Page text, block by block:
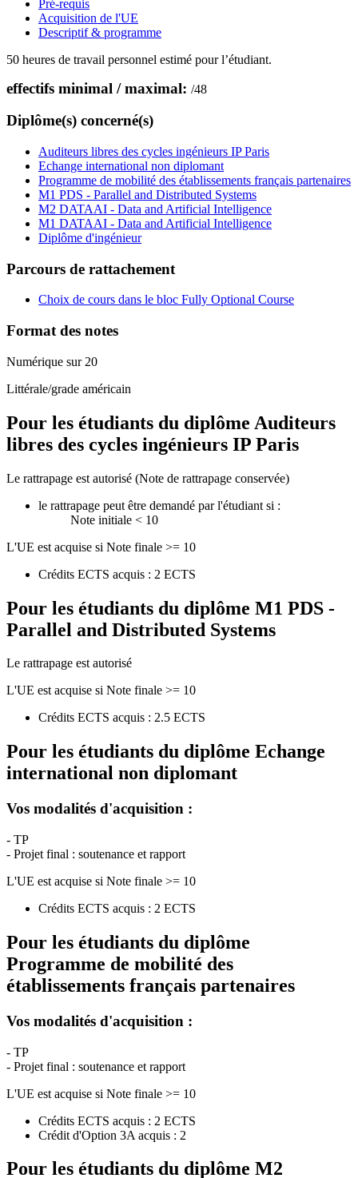
Pré-requis
Acquisition de l'UE
Descriptif & programme
50 heures de travail personnel estimé pour l’étudiant.
effectifs minimal / maximal: /48
Diplôme(s) concerné(s)
Auditeurs libres des cycles ingénieurs IP Paris
Echange international non diplomant
Programme de mobilité des établissements français partenaires
M1 PDS - Parallel and Distributed Systems
M2 DATAAI - Data and Artificial Intelligence
M1 DATAAI - Data and Artificial Intelligence
Diplôme d'ingénieur
Parcours de rattachement
Choix de cours dans le bloc Fully Optional Course
Format des notes
Numérique sur 20
Littérale/grade américain
Pour les étudiants du diplôme Auditeurs
libres des cycles ingénieurs IP Paris
Le rattrapage est autorisé (Note de rattrapage conservée)
le rattrapage peut être demandé par l'étudiant si :
Note initiale < 10
L'UE est acquise si Note finale >= 10
Crédits ECTS acquis : 2 ECTS
Pour les étudiants du diplôme M1 PDS -
Parallel and Distributed Systems
Le rattrapage est autorisé
L'UE est acquise si Note finale >= 10
Crédits ECTS acquis : 2.5 ECTS
Pour les étudiants du diplôme Echange
international non diplomant
Vos modalités d'acquisition :
- TP
- Projet final : soutenance et rapport
L'UE est acquise si Note finale >= 10
Crédits ECTS acquis : 2 ECTS
Pour les étudiants du diplôme
Programme de mobilité des
établissements français partenaires
Vos modalités d'acquisition :
- TP
- Projet final : soutenance et rapport
L'UE est acquise si Note finale >= 10
Crédits ECTS acquis : 2 ECTS
Crédit d'Option 3A acquis : 2
Pour les étudiants du diplôme M2